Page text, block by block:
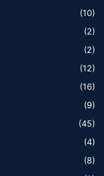
(10)
(2)
(2)
(12)
(16)
(9)
(45)
(4)
(8)